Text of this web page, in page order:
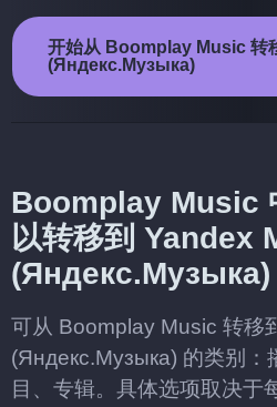
开始从 Boomplay Music 转
(Яндекс.Музыка)
Boomplay Music
以转移到 Yandex
(Яндекс.Музыка)
可从 Boomplay Music 转移
(Яндекс.Музыка) 的类别：
目、专辑。具体选项取决于